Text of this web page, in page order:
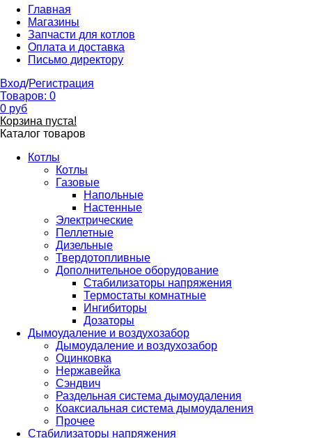
Главная
Магазины
Запчасти для котлов
Оплата и доставка
Письмо директору
Вход/Регистрация
Товаров: 0
0 руб
Корзина пуста!
Каталог товаров
Котлы
Котлы
Газовые
Напольные
Настенные
Электрические
Пеллетные
Дизельные
Твердотопливные
Дополнительное оборудование
Стабилизаторы напряжения
Термостаты комнатные
Ингибиторы
Дозаторы
Дымоудаление и воздухозабор
Дымоудаление и воздухозабор
Оцинковка
Нержавейка
Сэндвич
Раздельная система дымоудаления
Коаксиальная система дымоудаления
Прочее
Стабилизаторы напряжения